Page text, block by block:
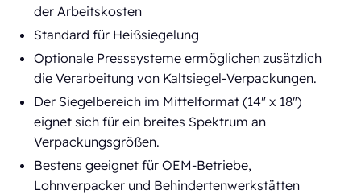
der Arbeitskosten
Standard für Heißsiegelung
Optionale Presssysteme ermöglichen zusätzlich
die Verarbeitung von Kaltsiegel-Verpackungen.
Der Siegelbereich im Mittelformat (14" x 18")
eignet sich für ein breites Spektrum an
Verpackungsgrößen.
Bestens geeignet für OEM-Betriebe,
Lohnverpacker und Behindertenwerkstätten